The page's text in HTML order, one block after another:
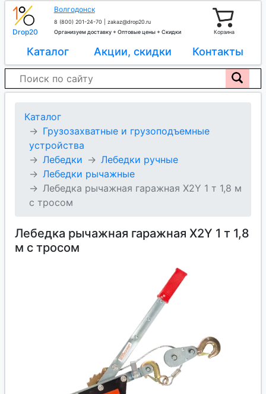
Drop20
Волгодонск
8 (800) 201-24-70
zakaz@drop20.ru
Организуем доставку + Оптовые цены + Скидки
Корзина
Каталог Акции, скидки Контакты
Каталог
Грузозахватные и грузоподъемные
устройства
Лебедки
Лебедки ручные
Лебедки рычажные
Лебедка рычажная гаражная X2Y 1 т 1,8 м
с тросом
Лебедка рычажная гаражная X2Y 1 т 1,8
м с тросом